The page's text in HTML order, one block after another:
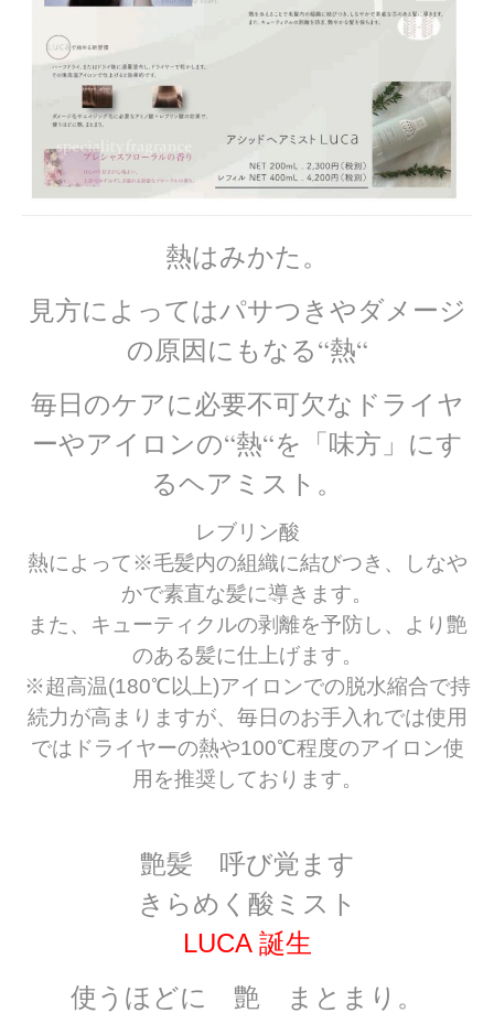
熱はみかた。
見方によってはパサつきやダメージ
の原因にもなる“熱“
毎日のケアに必要不可欠なドライヤ
ーやアイロンの“熱“を「味方」にす
るヘアミスト。
レブリン酸
熱によって※毛髪内の組織に結びつき、しなや
かで素直な髪に導きます。
また、キューティクルの剥離を予防し、より艶
のある髪に仕上げます。
※超高温(180℃以上)アイロンでの脱水縮合で持
続力が高まりますが、毎日のお手入れでは使用
ではドライヤーの熱や100℃程度のアイロン使
用を推奨しております。
艶髪 呼び覚ます
きらめく酸ミスト
LUCA 誕生
使うほどに 艶 まとまり。